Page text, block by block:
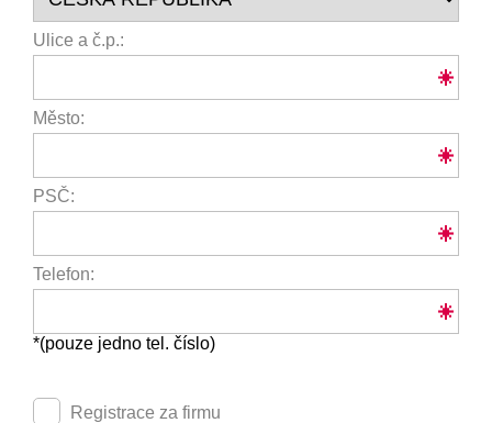
Ulice a č.p.:
Město:
PSČ:
Telefon:
*(pouze jedno tel. číslo)
Registrace za firmu